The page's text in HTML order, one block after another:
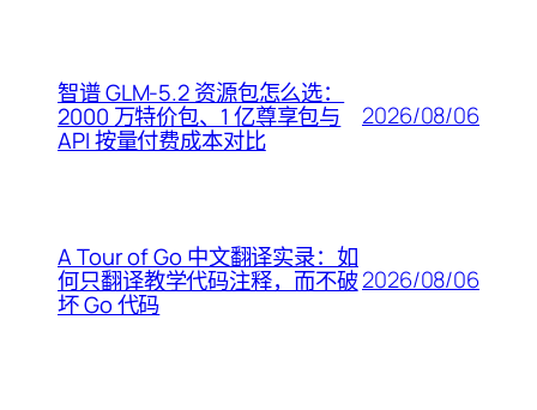
智谱 GLM-5.2 资源包怎么选：
2000 万特价包、1 亿尊享包与
API 按量付费成本对比
2026/08/06
A Tour of Go 中文翻译实录：如
何只翻译教学代码注释，而不破
坏 Go 代码
2026/08/06